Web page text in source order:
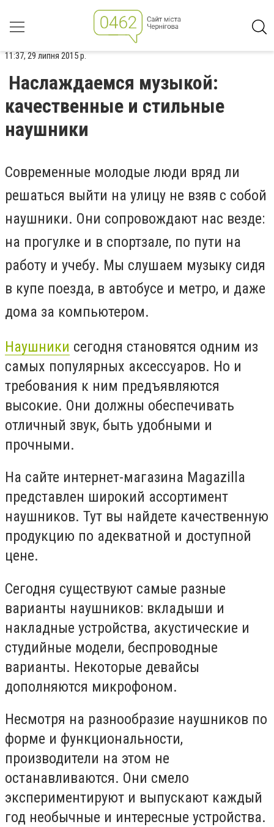
11:37, 29 липня 2015 р.
Наслаждаемся музыкой:
качественные и стильные
наушники
Современные молодые люди вряд ли
решаться выйти на улицу не взяв с собой
наушники. Они сопровождают нас везде:
на прогулке и в спортзале, по пути на
работу и учебу. Мы слушаем музыку сидя
в купе поезда, в автобусе и метро, и даже
дома за компьютером.
Наушники сегодня становятся одним из
самых популярных аксессуаров. Но и
требования к ним предъявляются
высокие. Они должны обеспечивать
отличный звук, быть удобными и
прочными.
На сайте интернет-магазина Magazilla
представлен широкий ассортимент
наушников. Тут вы найдете качественную
продукцию по адекватной и доступной
цене.
Сегодня существуют самые разные
варианты наушников: вкладыши и
накладные устройства, акустические и
студийные модели, беспроводные
варианты. Некоторые девайсы
дополняются микрофоном.
Несмотря на разнообразие наушников по
форме и функциональности,
производители на этом не
останавливаются. Они смело
экспериментируют и выпускают каждый
год необычные и интересные устройства.